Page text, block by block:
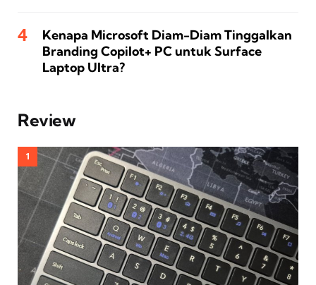
Kenapa Microsoft Diam-Diam Tinggalkan
Branding Copilot+ PC untuk Surface
Laptop Ultra?
Review